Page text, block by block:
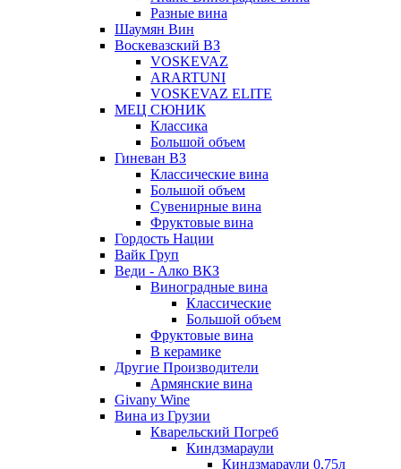
Разные вина
Шаумян Вин
Воскевазский ВЗ
VOSKEVAZ
ARARTUNI
VOSKEVAZ ELITE
МЕЦ СЮНИК
Классика
Большой объем
Гиневан ВЗ
Классические вина
Большой объем
Сувенирные вина
Фруктовые вина
Гордость Нации
Вайк Груп
Веди - Алко ВКЗ
Виноградные вина
Классические
Большой объем
Фруктовые вина
В керамике
Другие Производители
Армянские вина
Givany Wine
Вина из Грузии
Кварельский Погреб
Киндзмараули
Киндзмараули 0,75л